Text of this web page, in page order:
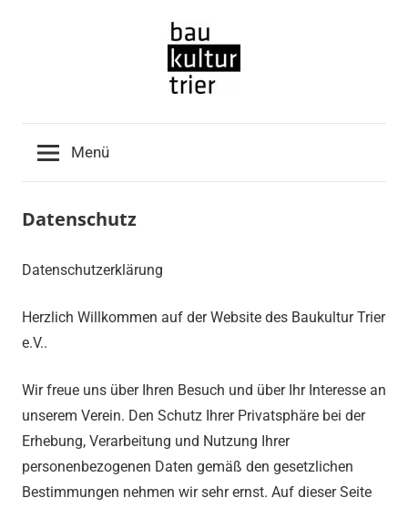
Baukultur
Trier
e.V.
Menü
Datenschutz
Datenschutzerklärung
Herzlich Willkommen auf der Website des Baukultur Trier
e.V..
Wir freue uns über Ihren Besuch und über Ihr Interesse an
unserem Verein. Den Schutz Ihrer Privatsphäre bei der
Erhebung, Verarbeitung und Nutzung Ihrer
personenbezogenen Daten gemäß den gesetzlichen
Bestimmungen nehmen wir sehr ernst. Auf dieser Seite